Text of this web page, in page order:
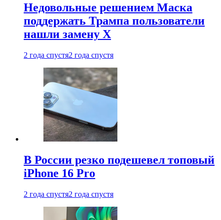
Недовольные решением Маска
поддержать Трампа пользователи
нашли замену X
2 года спустя2 года спустя
В России резко подешевел топовый
iPhone 16 Pro
2 года спустя2 года спустя